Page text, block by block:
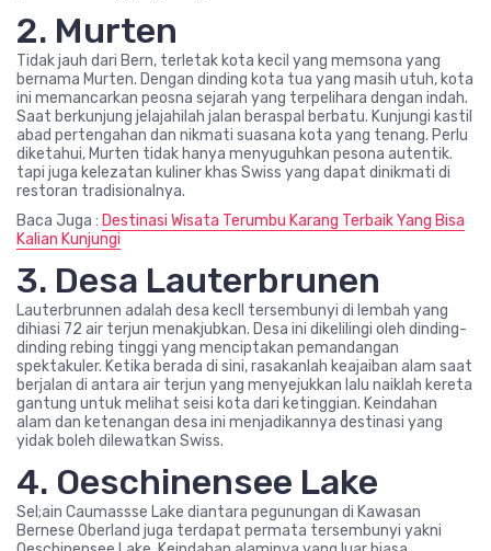
2. Murten
Tidak jauh dari Bern, terletak kota kecil yang memsona yang
bernama Murten. Dengan dinding kota tua yang masih utuh, kota
ini memancarkan peosna sejarah yang terpelihara dengan indah.
Saat berkunjung jelajahilah jalan beraspal berbatu. Kunjungi kastil
abad pertengahan dan nikmati suasana kota yang tenang. Perlu
diketahui, Murten tidak hanya menyuguhkan pesona autentik.
tapi juga kelezatan kuliner khas Swiss yang dapat dinikmati di
restoran tradisionalnya.
Baca Juga : Destinasi Wisata Terumbu Karang Terbaik Yang Bisa
Kalian Kunjungi
3. Desa Lauterbrunen
Lauterbrunnen adalah desa kecll tersembunyi di lembah yang
dihiasi 72 air terjun menakjubkan. Desa ini dikelilingi oleh dinding-
dinding rebing tinggi yang menciptakan pemandangan
spektakuler. Ketika berada di sini, rasakanlah keajaiban alam saat
berjalan di antara air terjun yang menyejukkan lalu naiklah kereta
gantung untuk melihat seisi kota dari ketinggian. Keindahan
alam dan ketenangan desa ini menjadikannya destinasi yang
yidak boleh dilewatkan Swiss.
4. Oeschinensee Lake
Sel;ain Caumassse Lake diantara pegunungan di Kawasan
Bernese Oberland juga terdapat permata tersembunyi yakni